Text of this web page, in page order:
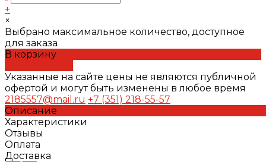
+
×
Выбрано максимальное количество, доступное
для заказа
В корзину
Указанные на сайте цены не являются публичной
офертой и могут быть изменены в любое время
2185557@mail.ru +7 (351) 218-55-57
Описание
Характеристики
Отзывы
Оплата
Доставка